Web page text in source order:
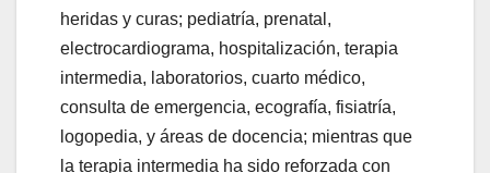
heridas y curas; pediatría, prenatal,
electrocardiograma, hospitalización, terapia
intermedia, laboratorios, cuarto médico,
consulta de emergencia, ecografía, fisiatría,
logopedia, y áreas de docencia; mientras que
la terapia intermedia ha sido reforzada con